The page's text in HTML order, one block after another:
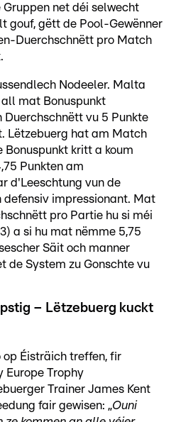
net déi selwecht
gouf, gëtt de Pool-Gewënner
Duerchschnëtt pro Match
Nodeeler. Malta
mat Bonuspunkt
Duerchschnëtt vu 5 Punkte
Lëtzebuerg hat am Match
Bonuspunkt kritt a koum
Punkten am
d'Leeschtung vun de
defensiv impressionant. Mat
pro Partie hu si méi
a si hu mat nëmme 5,75
Säit och manner
de System zu Gonschte vu
– Lëtzebuerg kuckt
Éisträich treffen, fir
Europe Trophy
Trainer James Kent
fair gewisen: „Ouni